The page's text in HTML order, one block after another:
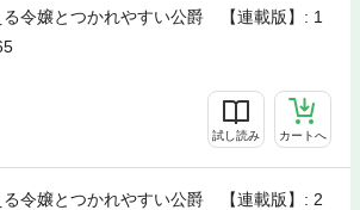
る令嬢とつかれやすい公爵 【連載版】: 1
試し読み カートへ
る令嬢とつかれやすい公爵 【連載版】: 2